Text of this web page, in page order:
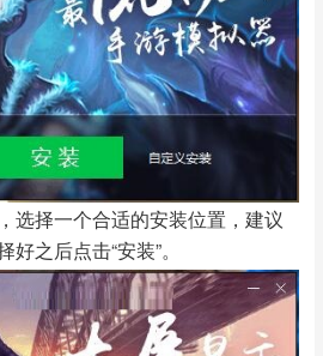
选择一个合适的安装位置，建议
之后点击“安装”。